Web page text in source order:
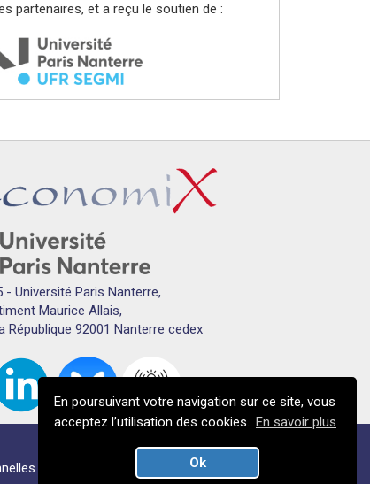
En poursuivant votre navigation sur ce site, vous
acceptez l’utilisation des cookies. En savoir plus
Ok
partenaires, et a reçu le soutien de :
- Université Paris Nanterre,
Maurice Allais,
République 92001 Nanterre cedex
Plan du campus